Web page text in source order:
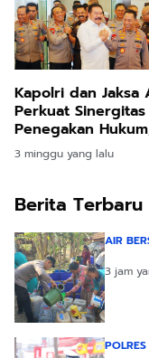
Kapolri dan Jaksa
Perkuat Sinergitas
Penegakan
Pastikan Soliditas
Institusi
3 minggu yang lalu
Berita Terbaru
AIR
3 jam